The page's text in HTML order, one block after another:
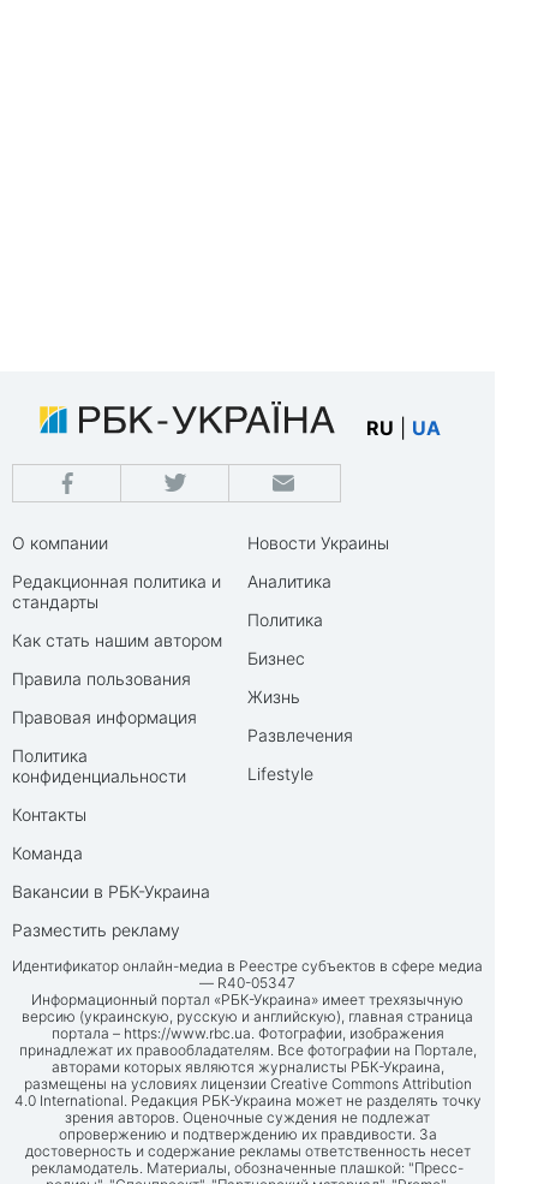
RU UA
О компании
Редакционная политика и
стандарты
Как стать нашим автором
Правила пользования
Правовая информация
Политика
конфиденциальности
Контакты
Команда
Вакансии в РБК-Украина
Разместить рекламу
Новости Украины
Аналитика
Политика
Бизнес
Жизнь
Развлечения
Lifestyle
Идентификатор онлайн-медиа в Реестре субъектов в сфере медиа
— R40-05347
Информационный портал «РБК-Украина» имеет трехязычную
версию (украинскую, русскую и английскую), главная страница
портала – https://www.rbc.ua. Фотографии, изображения
принадлежат их правообладателям. Все фотографии на Портале,
авторами которых являются журналисты РБК-Украина,
размещены на условиях лицензии Creative Commons Attribution
4.0 International. Редакция РБК-Украина может не разделять точку
зрения авторов. Оценочные суждения не подлежат
опровержению и подтверждению их правдивости. За
достоверность и содержание рекламы ответственность несет
рекламодатель. Материалы, обозначенные плашкой: "Пресс-